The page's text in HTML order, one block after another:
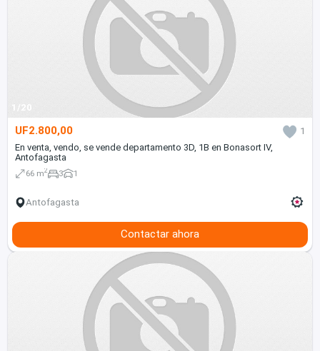
1/20
UF2.800,00
1
En venta, vendo, se vende departamento 3D, 1B en Bonasort IV,
Antofagasta
66 m2 3 1
Antofagasta
Contactar ahora